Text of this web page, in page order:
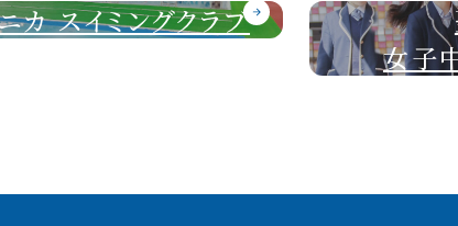
聖セシリア
女子中学校・高等学校